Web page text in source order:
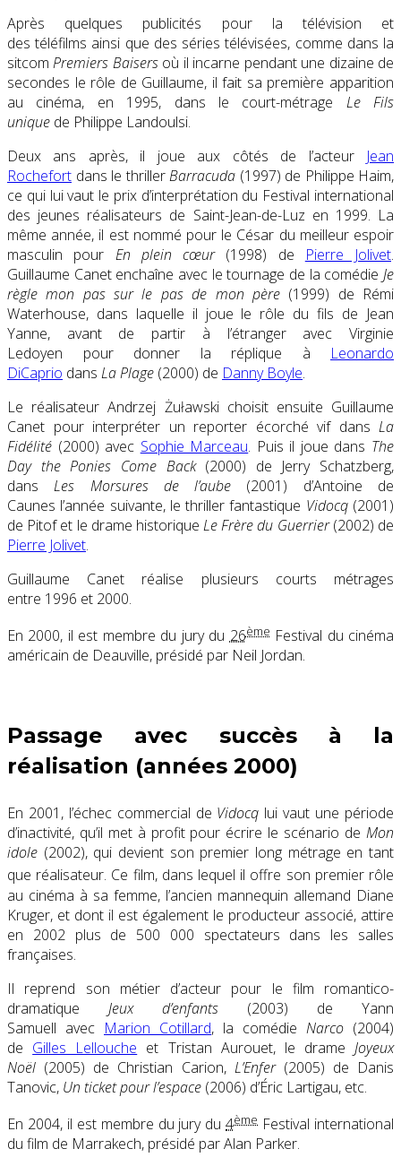
Après quelques publicités pour la télévision et
des téléfilms ainsi que des séries télévisées, comme dans la
sitcomPremiers Baisersoù il incarne pendant une dizaine de
secondes le rôle de Guillaume, il fait sa première apparition
au cinéma, en 1995, dans le court-métrage Le Fils
unique de Philippe Landoulsi.
Deux ans après, il joue aux côtés de l’acteur Jean
Rochefort dans le thrillerBarracuda (1997) de Philippe Haim,
ce qui lui vaut le prix d’interprétation du Festival international
des jeunes réalisateurs de Saint-Jean-de-Luz en 1999. La
même année, il est nommé pour le César du meilleur espoir
masculin pour En plein cœur(1998) de Pierre Jolivet.
Guillaume Canet enchaîne avec le tournage de la comédie Je
règle mon pas sur le pas de mon père(1999) de Rémi
Waterhouse, dans laquelle il joue le rôle du fils de Jean
Yanne, avant de partir à l’étranger avec Virginie
Ledoyen pour donner la réplique à Leonardo
DiCaprio dans La Plage (2000) de Danny Boyle.
Le réalisateur Andrzej Żuławski choisit ensuite Guillaume
Canet pour interpréter un reporter écorché vif dans La
Fidélité (2000) avec Sophie Marceau. Puis il joue dans The
Day the Ponies Come Back(2000) de Jerry Schatzberg,
dansLes Morsures de l’aube (2001) d’Antoine de
Caunes l’année suivante, le thriller fantastique Vidocq(2001)
de Pitof et le drame historiqueLe Frère du Guerrier(2002) de
Pierre Jolivet.
Guillaume Canet réalise plusieurs courts métrages
entre 1996 et 2000.
En 2000, il est membre du jury du 26ème Festival du cinéma
américain de Deauville, présidé par Neil Jordan.
Passage avec succès à la
réalisation (années 2000)
En 2001, l’échec commercial de Vidocq lui vaut une période
d’inactivité, qu’il met à profit pour écrire le scénario de Mon
idole (2002), qui devient son premier long métrage en tant
que réalisateur. Ce film, dans lequel il offre son premier rôle
au cinéma à sa femme, l’ancien mannequin allemand Diane
Kruger, et dont il est également le producteur associé, attire
en 2002 plus de 500 000 spectateurs dans les salles
françaises.
Il reprend son métier d’acteur pour le film romantico-
dramatique Jeux d’enfants (2003) de Yann
Samuell avec Marion Cotillard, la comédie Narco (2004)
de Gilles Lellouche et Tristan Aurouet, le drame Joyeux
Noël (2005) de Christian Carion, L’Enfer(2005) de Danis
Tanovic, Un ticket pour l’espace (2006) d’Éric Lartigau, etc.
En 2004, il est membre du jury du4ème Festival international
du film de Marrakech, présidé par Alan Parker.